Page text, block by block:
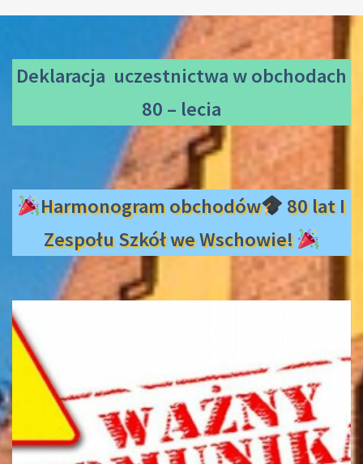
Deklaracja uczestnictwaw obchodach
80 – lecia
Harmonogram obchodów
80 lat I
Zespołu Szkół we Wschowie!